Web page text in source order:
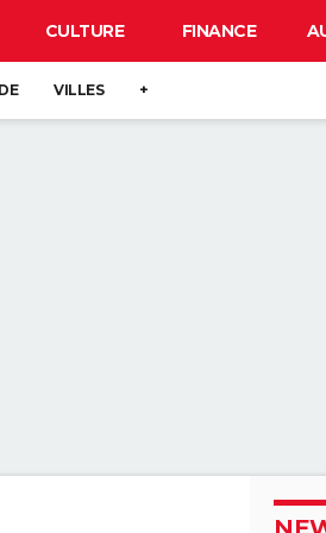
CULTURE FINANCE
VILLES +